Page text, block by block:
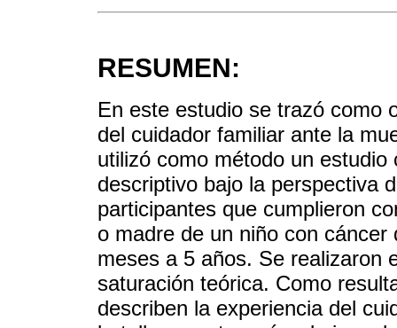
RESUMEN:
En este estudio se trazó como
del cuidador familiar ante la
utilizó como método un
descriptivo bajo la perspectiva
participantes que cumplieron
o madre de un niño con
meses a 5 años. Se realizaron
saturación teórica. Como
describen la experiencia del